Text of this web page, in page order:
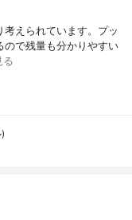
えられています。プッ
ので残量も分かりやすい
る